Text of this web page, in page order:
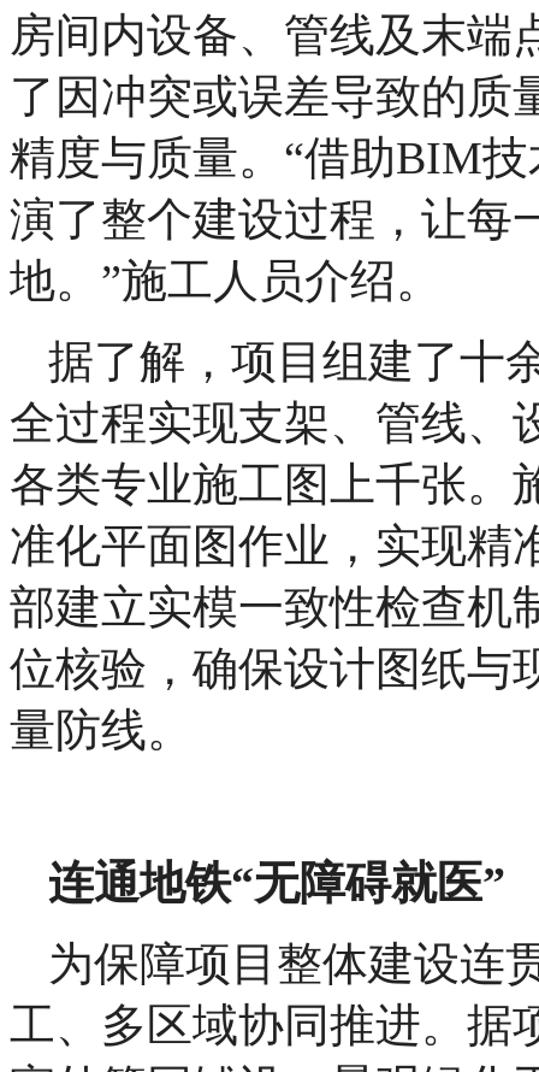
房间内设备、管线及末端
了因冲突或误差导致的质
精度与质量。“借助BIM
演了整个建设过程，让每
地。”施工人员介绍。
据了解，项目组建了十
全过程实现支架、管线、
各类专业施工图上千张。
准化平面图作业，实现精
部建立实模一致性检查机
位核验，确保设计图纸与
量防线。
连通地铁“无障碍就医”
为保障项目整体建设连
工、多区域协同推进。据